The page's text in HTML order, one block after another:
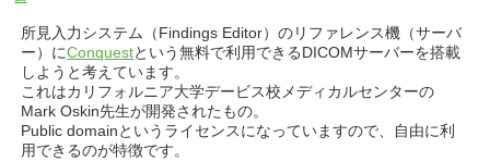
所見入力システム（Findings Editor）のリファレンス機（サーバ
ー）にConquestという無料で利用できるDICOMサーバーを搭載
しようと考えています。
これはカリフォルニア大学デービス校メディカルセンターの
Mark Oskin先生が開発されたもの。
Public domainというライセンスになっていますので、自由に利
用できるのが特徴です。